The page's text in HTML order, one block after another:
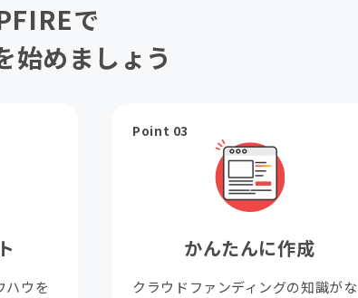
で
始めましょう
ハウを
Point 03
かんたんに作成
クラウドファンディングの知識がな